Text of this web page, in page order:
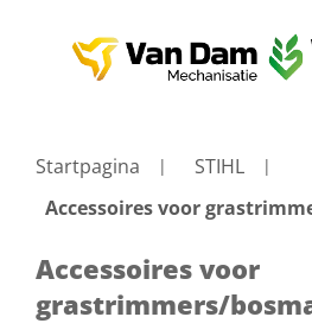
Startpagina
STIHL
Accessoires voor
Accessoires voor
grastrimmers/